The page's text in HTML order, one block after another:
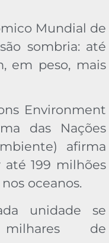
Mundial de
sombria: até
em peso, mais
Environment
das Nações
afirma
199 milhões
oceanos.
unidade se
de